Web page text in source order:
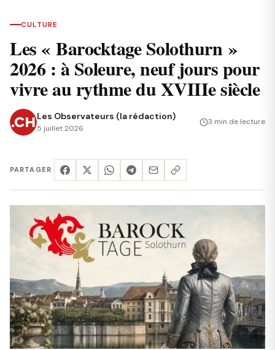
CULTURE
Les « Barocktage Solothurn »
2026 : à Soleure, neuf jours pour
vivre au rythme du XVIIIe siècle
Les Observateurs (la rédaction)
5 juillet 2026
3 min de lecture
PARTAGER